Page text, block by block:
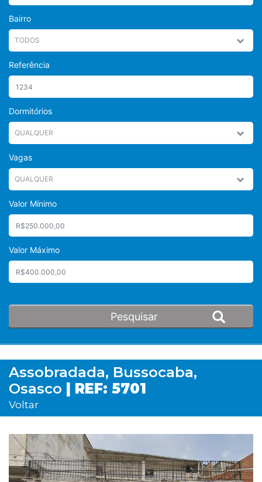
Bairro
Referência
Dormitórios
Vagas
Valor Mínimo
Valor Máximo
Assobradada, Bussocaba,
Osasco | REF: 5701
Voltar